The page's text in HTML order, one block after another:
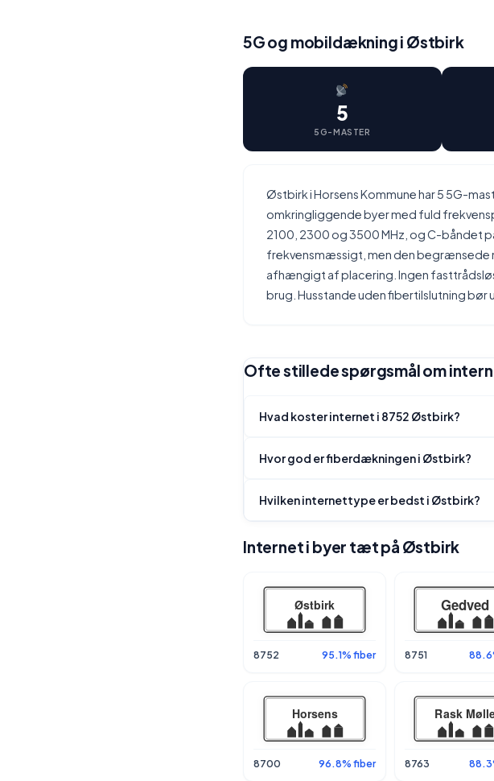
5G og mobildækning i Østbirk
5
5G-MASTER
Østbirk i Horsens Kommune har 5 5G-
omkringliggende byer med fuld
2100, 2300 og 3500 MHz, og C-båndet
frekvensmæssigt, men den begrænsede
afhængigt af placering. Ingen
brug. Husstande uden fibertilslutning
Ofte stillede spørgsmål om
Hvad koster internet i 8752 Østbirk?
Hvor god er fiberdækningen i Østbirk?
Hvilken internettype er bedst i Østbirk?
Internet i byer tæt på Østbirk
8752 95.1% fiber 8751
8700 96.8% fiber 8763